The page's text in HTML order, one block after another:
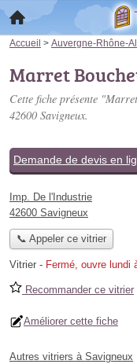
Accueil > Auvergne-Rhône-
Marret
Cette fiche présente
42600 Savigneux.
Demande de devis en
Imp. De l'Industrie
42600 Savigneux
📞 Appeler ce vitrier
Vitrier - Fermé, ouvre lundi
Recommander ce vitrier
Améliorer cette fiche
Autres vitriers à Savigneux